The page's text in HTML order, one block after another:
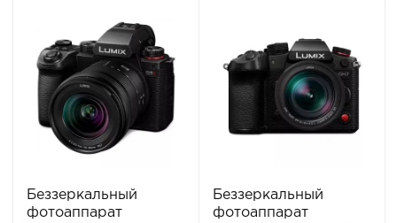
Беззеркальный
фотоаппарат
Беззеркальный
фотоаппарат